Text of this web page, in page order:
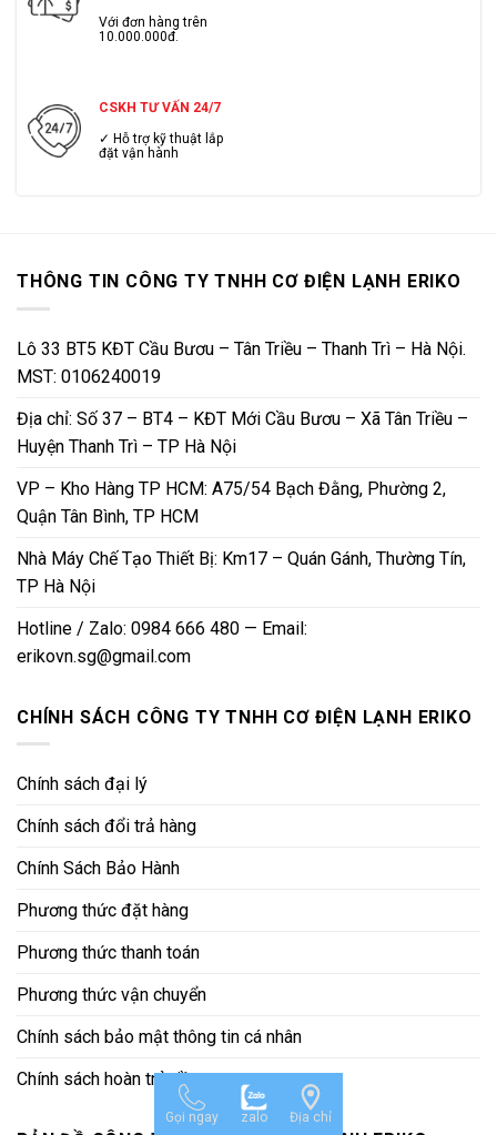
Với đơn hàng trên
10.000.000đ.
CSKH TƯ VẤN 24/7
✓ Hỗ trợ kỹ thuật lắp
đặt vận hành
THÔNG TIN CÔNG TY TNHH CƠ ĐIỆN LẠNH ERIKO
Lô 33 BT5 KĐT Cầu Bươu – Tân Triều – Thanh Trì – Hà Nội.
MST: 0106240019
Địa chỉ: Số 37 – BT4 – KĐT Mới Cầu Bươu – Xã Tân Triều –
Huyện Thanh Trì – TP Hà Nội
VP – Kho Hàng TP HCM: A75/54 Bạch Đằng, Phường 2,
Quận Tân Bình, TP HCM
Nhà Máy Chế Tạo Thiết Bị: Km17 – Quán Gánh, Thường Tín,
TP Hà Nội
Hotline / Zalo: 0984 666 480 — Email:
erikovn.sg@gmail.com
CHÍNH SÁCH CÔNG TY TNHH CƠ ĐIỆN LẠNH ERIKO
Chính sách đại lý
Chính sách đổi trả hàng
Chính Sách Bảo Hành
Phương thức đặt hàng
Phương thức thanh toán
Phương thức vận chuyển
Chính sách bảo mật thông tin cá nhân
Chính sách hoàn trả tiền
Gọi ngay zalo Địa chỉ